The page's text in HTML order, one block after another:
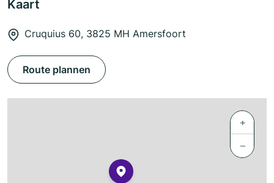
Kaart
Cruquius 60, 3825 MH Amersfoort
Route plannen
+
−